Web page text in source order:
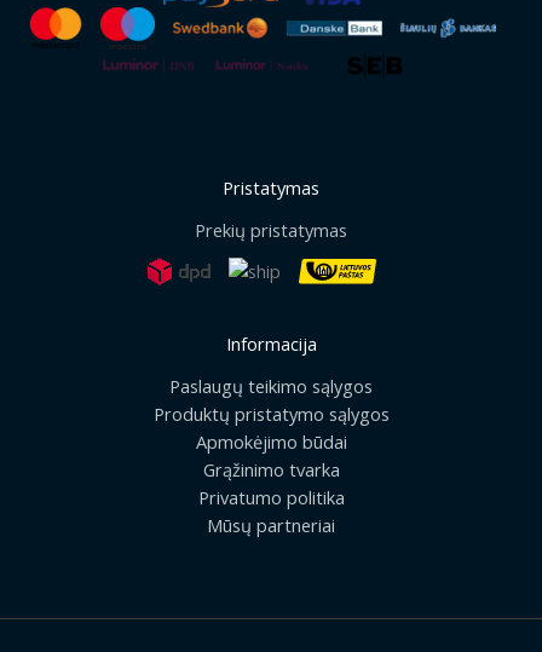
Pristatymas
Prekių pristatymas
Informacija
Paslaugų teikimo sąlygos
Produktų pristatymo sąlygos
Apmokėjimo būdai
Grąžinimo tvarka
Privatumo politika
Mūsų partneriai